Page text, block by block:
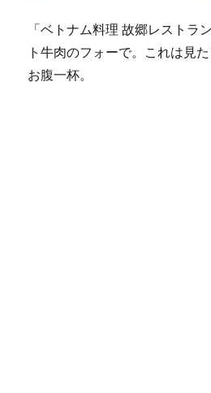
「ベトナム料理 故郷レストラ
ト牛肉のフォーで。これは見
お腹一杯。